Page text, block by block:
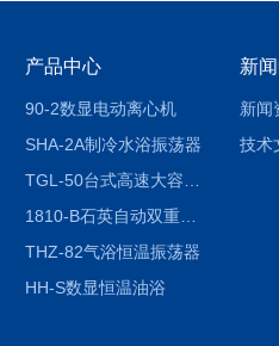
产品中心
90-2数显电动离心机
SHA-2A制冷水浴振荡器
1810-B石英自动双重纯水蒸馏水器
THZ-82气浴恒温振荡器
HH-S数显恒温油浴
新
新闻
技术